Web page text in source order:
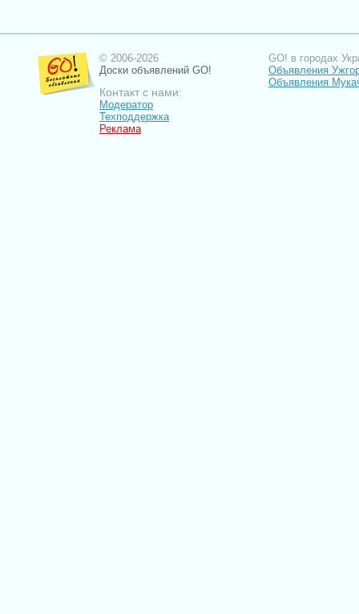
© 2006-2026
Доски объявлений GO!
Контакт с нами:
Модератор
Техподдержка
Реклама
GO! в городах
Объявления
Объявления